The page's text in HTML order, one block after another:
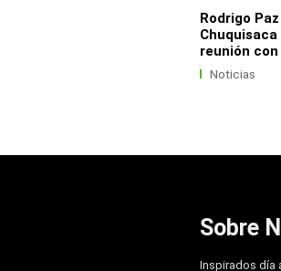
Rodrigo
reunión
Noticias
Sobre
Inspirados día